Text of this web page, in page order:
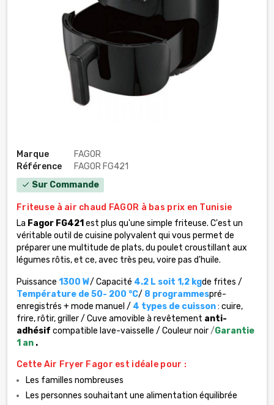
Marque
FAGOR
Référence
FAGOR FG421
check Sur Commande
Friteuse à air chaud FAGOR à bas prix en Tunisie
La Fagor FG421 est plus qu'une simple friteuse. C'est un
véritable outil de cuisine polyvalent qui vous permet de
préparer une multitude de plats, du poulet croustillant aux
légumes rôtis, et ce, avec très peu, voire pas d'huile.
Puissance 1300 W/ Capacité 4.2 L soit 1,2 kgde frites /
Température de 50- 200 °C/ 8 programmespré-
enregistrés + mode manuel / 4 types de cuisson: cuire,
frire, rôtir, griller / Cuve amovible à revêtement anti-
adhésif compatible lave-vaisselle / Couleur noir/Garantie
1 an .
Cette Air Fryer Fagor est idéale pour :
Les familles nombreuses
Les personnes souhaitant une alimentation équilibrée